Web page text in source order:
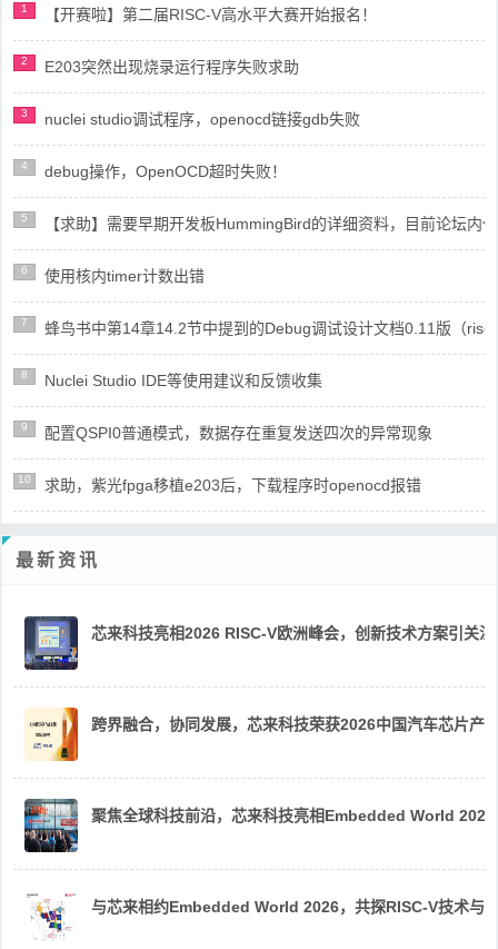
1 【开赛啦】第二届RISC-V高水平大赛开始报名！
2 E203突然出现烧录运行程序失败求助
3 nuclei studio调试程序，openocd链接gdb失败
4 debug操作，OpenOCD超时失败！
5 【求助】需要早期开发板HummingBird的详细资料，目前论坛内
6 使用核内timer计数出错
7 蜂鸟书中第14章14.2节中提到的Debug调试设计文档0.11版（
8 Nuclei Studio IDE等使用建议和反馈收集
9 配置QSPI0普通模式，数据存在重复发送四次的异常现象
10 求助，紫光fpga移植e203后，下载程序时openocd报错
最新资讯
芯来科技亮相2026 RISC-V欧洲峰会，创新技术方案引关注
跨界融合，协同发展，芯来科技荣获2026中国汽车芯片产
聚焦全球科技前沿，芯来科技亮相Embedded World 2026
与芯来相约Embedded World 2026，共探RISC-V技术与